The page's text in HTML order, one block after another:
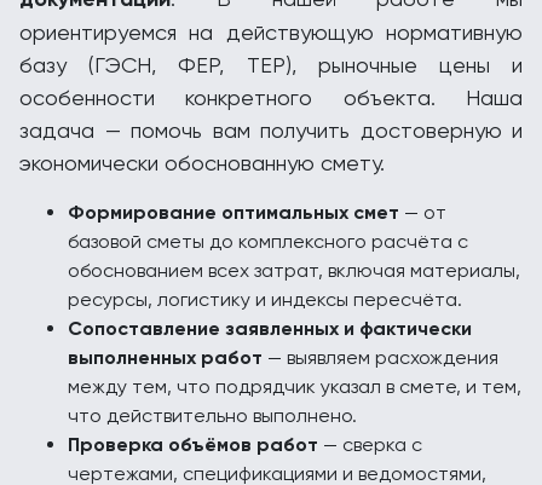
ориентируемся на действующую нормативную
базу (ГЭСН, ФЕР, ТЕР), рыночные цены и
особенности конкретного объекта. Наша
задача — помочь вам получить достоверную и
экономически обоснованную смету.
Формирование оптимальных смет — от
базовой сметы до комплексного расчёта с
обоснованием всех затрат, включая материалы,
ресурсы, логистику и индексы пересчёта.
Сопоставление заявленных и фактически
выполненных работ — выявляем расхождения
между тем, что подрядчик указал в смете, и тем,
что действительно выполнено.
Проверка объёмов работ — сверка с
чертежами, спецификациями и ведомостями,